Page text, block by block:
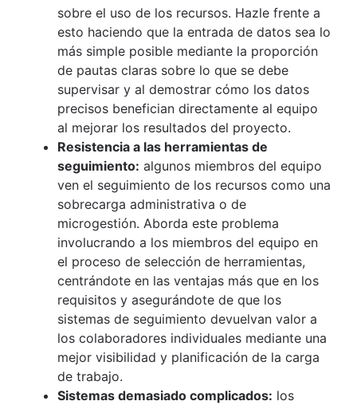
sobre el uso de los recursos. Hazle frente a
esto haciendo que la entrada de datos sea lo
más simple posible mediante la proporción
de pautas claras sobre lo que se debe
supervisar y al demostrar cómo los datos
precisos benefician directamente al equipo
al mejorar los resultados del proyecto.
Resistencia a las herramientas de
seguimiento: algunos miembros del equipo
ven el seguimiento de los recursos como una
sobrecarga administrativa o de
microgestión. Aborda este problema
involucrando a los miembros del equipo en
el proceso de selección de herramientas,
centrándote en las ventajas más que en los
requisitos y asegurándote de que los
sistemas de seguimiento devuelvan valor a
los colaboradores individuales mediante una
mejor visibilidad y planificación de la carga
de trabajo.
Sistemas demasiado complicados: los